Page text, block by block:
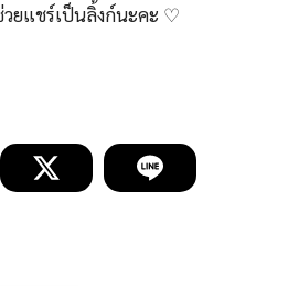
ยแชร์เป็นลิ้งก์นะคะ ♡